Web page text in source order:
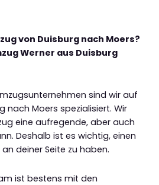
von Duisburg nach Moers?
Werner aus Duisburg
sind wir auf
nach Moers spezialisiert. Wir
eine aufregende, aber auch
Deshalb ist es wichtig, einen
deiner Seite zu haben.
ist bestens mit den